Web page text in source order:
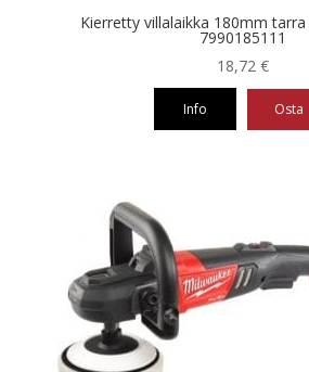
Kierretty villalaikka 180mm
7990185111
18,72 €
Info Osta